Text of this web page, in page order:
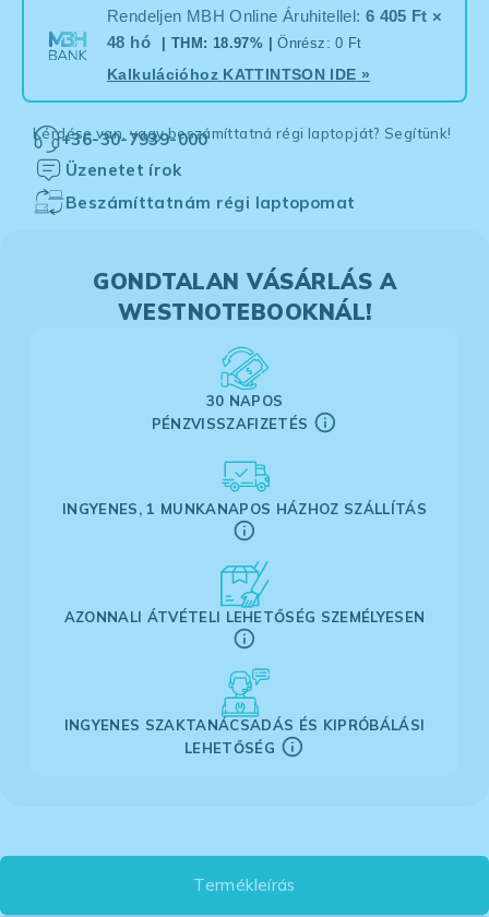
Rendeljen MBH Online Áruhitellel: 6 405 Ft ×
48 hó
| THM: 18.97% |Önrész: 0 Ft
Kalkulációhoz KATTINTSON IDE »
Kérdése van, vagy beszámíttatná régi laptopját? Segítünk!
+36-30-7939-000
Üzenetet írok
Beszámíttatnám régi laptopomat
GONDTALAN VÁSÁRLÁS A
WESTNOTEBOOKNÁL!
30 NAPOS
PÉNZVISSZAFIZETÉS
INGYENES, 1 MUNKANAPOS HÁZHOZ SZÁLLÍTÁS
AZONNALI ÁTVÉTELI LEHETŐSÉG SZEMÉLYESEN
INGYENES SZAKTANÁCSADÁS ÉS KIPRÓBÁLÁSI
LEHETŐSÉG
Termékleírás